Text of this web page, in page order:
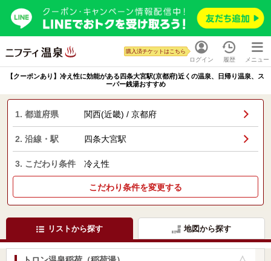
ログイン
購入済チケットはこちら
履歴 メニュー
【クーポンあり】冷え性に効能がある四条大宮駅(京都府)近くの温泉、日帰り温泉、ス
ーパー銭湯おすすめ
1. 都道府県 関西(近畿) / 京都府
2. 沿線・駅 四条大宮駅
3. こだわり条件 冷え性
こだわり条件を変更する
リストから探す 地図から探す